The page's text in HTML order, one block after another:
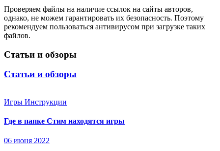
Проверяем файлы на наличие ссылок на сайты авторов,
однако, не можем гарантировать их безопасность. Поэтому
рекомендуем пользоваться антивирусом при загрузке таких
файлов.
Статьи и обзоры
Статьи и обзоры
Игры Инструкции
Где в папке Стим находятся игры
06 июня 2022